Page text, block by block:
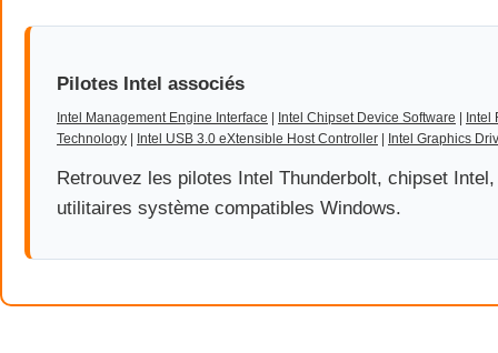
Pilotes Intel associés
Intel Management Engine Interface Intel Chipset Device Software
Intel
Technology
Intel USB 3.0 eXtensible Host Controller Intel Graphics
Retrouvez les pilotes Intel Thunderbolt, chipset
utilitaires système compatibles Windows.